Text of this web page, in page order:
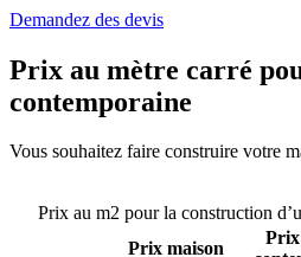
Demandez des devis
Prix au mètre carré
contemporaine
Vous souhaitez faire construire votre
Prix au m2 pour la construction
Prix maison
Prix